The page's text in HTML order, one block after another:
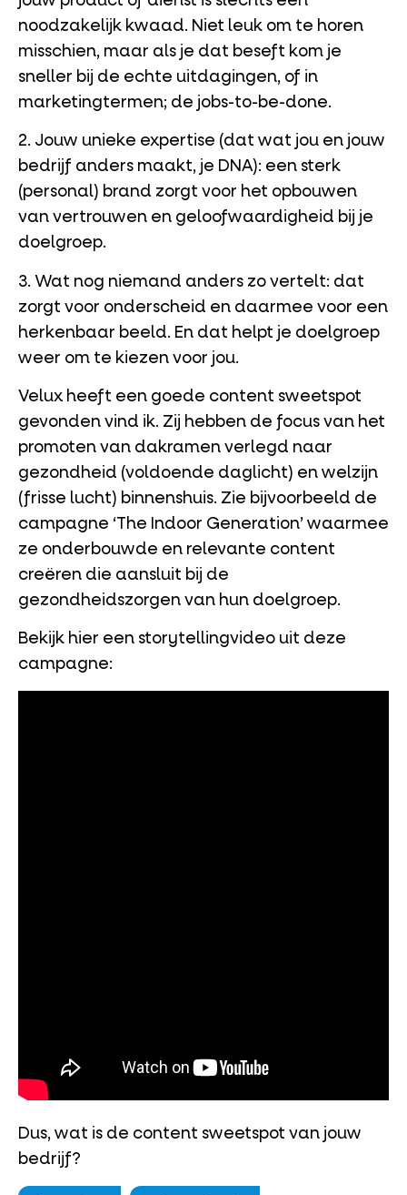
noodzakelijk kwaad. Niet leuk om te horen
misschien, maar als je dat beseft kom je
sneller bij de echte uitdagingen, of in
marketingtermen; de jobs-to-be-done.
2. Jouw unieke expertise (dat wat jou en jouw
bedrijf anders maakt, je DNA): een sterk
(personal) brand zorgt voor het opbouwen
van vertrouwen en geloofwaardigheid bij je
doelgroep.
3. Wat nog niemand anders zo vertelt: dat
zorgt voor onderscheid en daarmee voor een
herkenbaar beeld. En dat helpt je doelgroep
weer om te kiezen voor jou.
Velux heeft een goede content sweetspot
gevonden vind ik. Zij hebben de focus van het
promoten van dakramen verlegd naar
gezondheid (voldoende daglicht) en welzijn
(frisse lucht) binnenshuis. Zie bijvoorbeeld de
campagne ‘The Indoor Generation’ waarmee
ze onderbouwde en relevante content
creëren die aansluit bij de
gezondheidszorgen van hun doelgroep.
Bekijk hier een storytellingvideo uit deze
campagne:
Dus, wat is de content sweetspot van jouw
bedrijf?